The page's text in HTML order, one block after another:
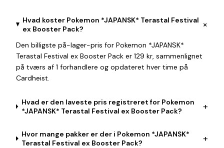
Hvad koster Pokemon *JAPANSK* Terastal Festival
ex Booster Pack?
+
Den billigste på-lager-pris for Pokemon *JAPANSK*
Terastal Festival ex Booster Pack er 129 kr, sammenlignet
på tværs af 1 forhandlere og opdateret hver time på
Cardheist.
Hvad er den laveste pris registreret for Pokemon
*JAPANSK* Terastal Festival ex Booster Pack?
+
Hvor mange pakker er der i Pokemon *JAPANSK*
Terastal Festival ex Booster Pack?
+